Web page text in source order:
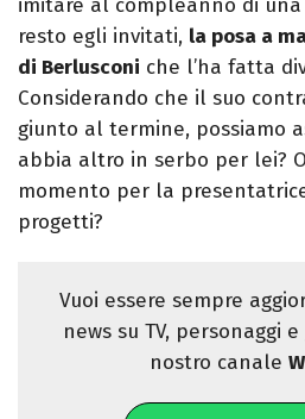
imitare al compleanno di una
resto egli invitati, la posa a
di Berlusconi che l’ha fatta
Considerando che il suo
giunto al termine, possiamo
abbia altro in serbo per lei?
momento per la
progetti?
Vuoi essere sempre
news su TV, personaggi
nostro canale